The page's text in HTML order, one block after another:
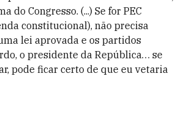
do Congresso. (...) Se for PEC
constitucional), não precisa
lei aprovada e os partidos
o presidente da República… se
pode ficar certo de que eu vetaria